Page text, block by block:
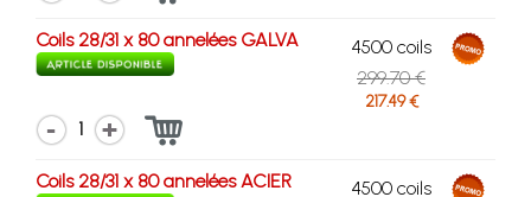
Coils 28/31 x 80 annelées GALVA
4500 coils
299.70 €
217.49 €
1
Coils 28/31 x 80 annelées ACIER 4500 coils